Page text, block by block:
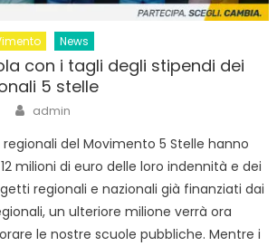
News
con i tagli degli stipendi dei
5 stelle
Author
admin
del Movimento 5 Stelle hanno
milioni di euro delle loro indennità e dei
regionali e nazionali già finanziati dai
un ulteriore milione verrà ora
le nostre scuole pubbliche. Mentre i